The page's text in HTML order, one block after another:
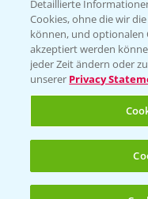
Detaillierte
Cookies, ohne die wir
können, und optionalen
akzeptiert werden
jeder Zeit ändern oder
unserer Privacy